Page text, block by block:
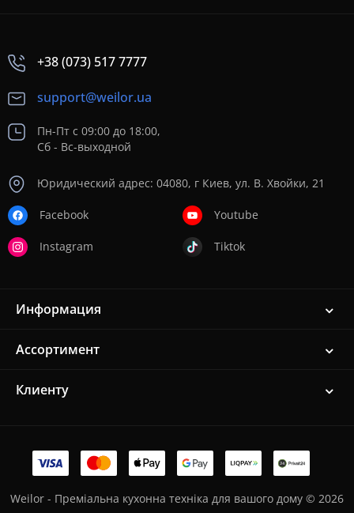
+38 (073) 517 7777
support@weilor.ua
Пн-Пт с 09:00 до 18:00,
Сб - Вс-выходной
Юридический адрес: 04080, г Киев, ул. В. Хвойки, 21
Facebook
Instagram
Youtube
Tiktok
Информация
Ассортимент
Клиенту
Weilor - Преміальна кухонна техніка для вашого дому © 2026